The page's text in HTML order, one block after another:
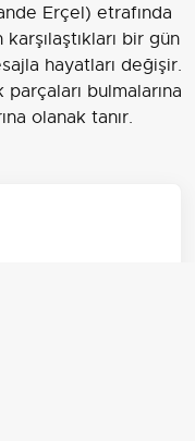
Erçel) etrafında
bir gün
hayatları değişir.
bulmalarına
olanak tanır.